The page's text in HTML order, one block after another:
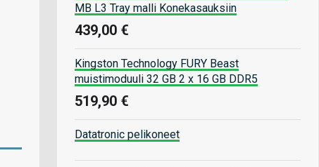
MB L3 Tray malli Konekasauksiin
439,00 €
Kingston Technology FURY Beast
muistimoduuli 32 GB 2 x 16 GB DDR5
519,90 €
Datatronic pelikoneet